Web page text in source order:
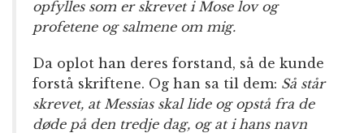
opfylles som er skrevet i Mose lov og
profetene og salmene om mig.
Da oplot han deres forstand, så de kunde
forstå skriftene. Og han sa til dem: Så står
skrevet, at Messias skal lide og opstå fra de
døde på den tredje dag, og at i hans navn